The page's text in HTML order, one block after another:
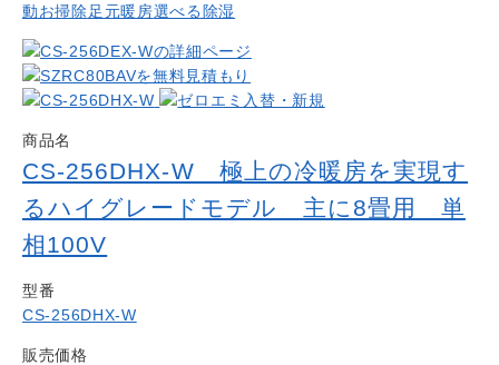
動お掃除 足元暖房選べる除湿
商品名
CS-256DHX-W 極上の冷暖房を実現す
るハイグレードモデル 主に8畳用 単
相100V
型番
CS-256DHX-W
販売価格